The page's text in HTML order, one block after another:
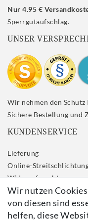
Nur 4.95 €
Sperrgutaufschlag.
UNSER
Wir nehmen den
Sichere Bestellung und
KUNDENSERVICE
Lieferung
Online-
Widerrufs­recht
Impressum
Daten­schutz­erklärung
AGB
Wir nutzen
von diesen sind
helfen, diese